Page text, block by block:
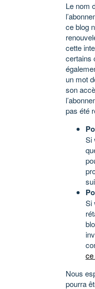
Le nom
ce blog
cette
certains
un mot
son
pas été
Si
Si
ce
Nous
pourra